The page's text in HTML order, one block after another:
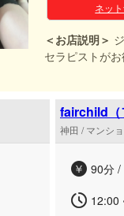
ネッ
＜お店説明＞ ジ
セラピストが
fairchild（
神田 / マンシ
90分 /
12:00